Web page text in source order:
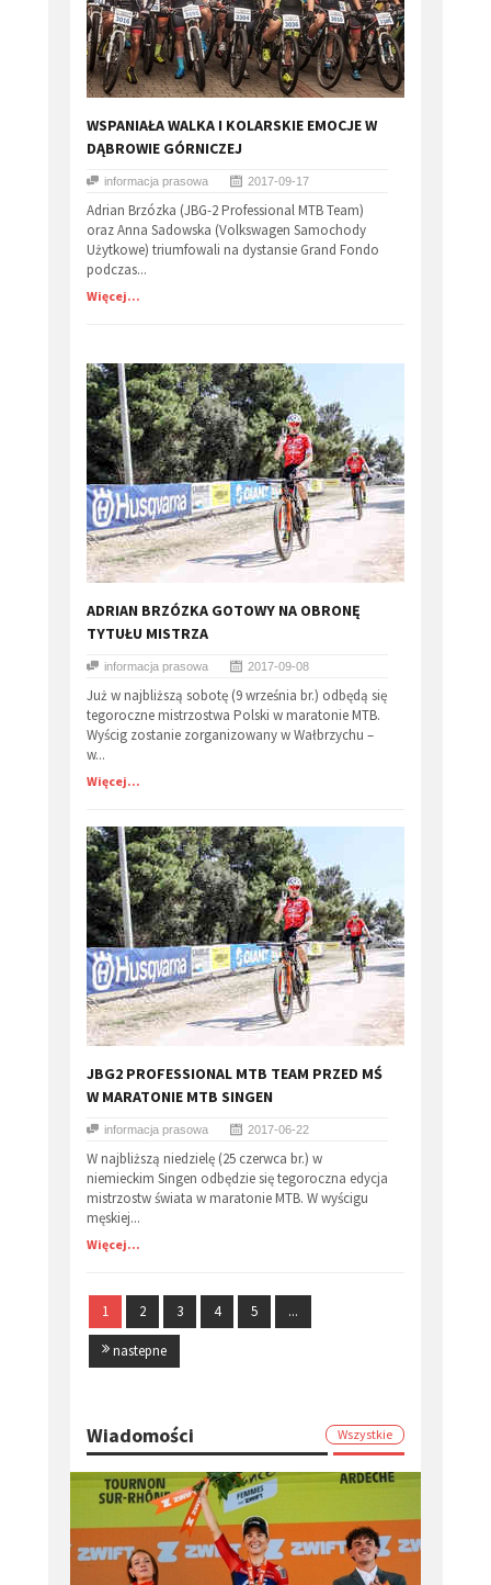
WSPANIAŁA WALKA I KOLARSKIE EMOCJE W
DĄBROWIE GÓRNICZEJ
informacja prasowa 2017-09-17
Adrian Brzózka (JBG-2 Professional MTB Team)
oraz Anna Sadowska (Volkswagen Samochody
Użytkowe) triumfowali na dystansie Grand Fondo
podczas...
Więcej...
​ADRIAN BRZÓZKA GOTOWY NA OBRONĘ
TYTUŁU MISTRZA
informacja prasowa 2017-09-08
Już w najbliższą sobotę (9 września br.) odbędą się
tegoroczne mistrzostwa Polski w maratonie MTB.
Wyścig zostanie zorganizowany w Wałbrzychu –
w...
Więcej...
JBG2 PROFESSIONAL MTB TEAM PRZED MŚ
W MARATONIE MTB SINGEN
informacja prasowa 2017-06-22
W najbliższą niedzielę (25 czerwca br.) w
niemieckim Singen odbędzie się tegoroczna edycja
mistrzostw świata w maratonie MTB. W wyścigu
męskiej...
Więcej...
1 2 3 4 5 ...
nastepne
Wiadomości Wszystkie